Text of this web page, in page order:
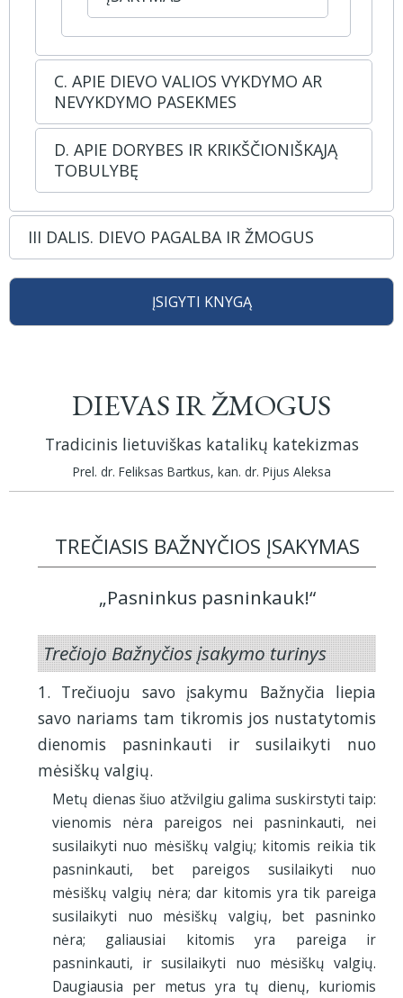
C. APIE DIEVO VALIOS VYKDYMO AR
NEVYKDYMO PASEKMES
D. APIE DORYBES IR KRIKŠČIONIŠKĄJĄ
TOBULYBĘ
III DALIS. DIEVO PAGALBA IR ŽMOGUS
ĮSIGYTI KNYGĄ
DIEVAS IR ŽMOGUS
Tradicinis lietuviškas katalikų katekizmas
Prel. dr. Feliksas Bartkus, kan. dr. Pijus Aleksa
TREČIASIS BAŽNYČIOS ĮSAKYMAS
„Pasninkus pasninkauk!“
Trečiojo Bažnyčios įsakymo turinys
1. Trečiuoju savo įsakymu Bažnyčia liepia
savo nariams tam tikromis jos nustatytomis
dienomis pasninkauti ir susilaikyti nuo
mėsiškų valgių.
Metų dienas šiuo atžvilgiu galima suskirstyti taip:
vienomis nėra pareigos nei pasninkauti, nei
susilaikyti nuo mėsiškų valgių; kitomis reikia tik
pasninkauti, bet pareigos susilaikyti nuo
mėsiškų valgių nėra; dar kitomis yra tik pareiga
susilaikyti nuo mėsiškų valgių, bet pasninko
nėra; galiausiai kitomis yra pareiga ir
pasninkauti, ir susilaikyti nuo mėsiškų valgių.
Daugiausia per metus yra tų dienų, kuriomis